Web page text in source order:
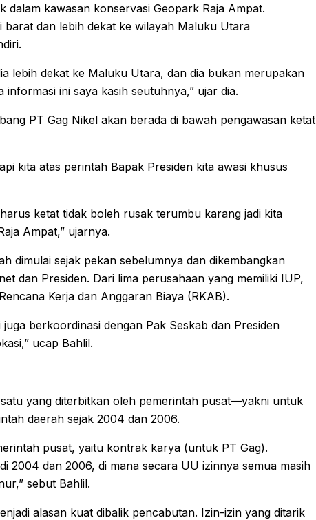
dalam kawasan konservasi Geopark Raja Ampat.
barat dan lebih dekat ke wilayah Maluku Utara
lebih dekat ke Maluku Utara, dan dia bukan merupakan
ini saya kasih seutuhnya,” ujar dia.
PT Gag Nikel akan berada di bawah pengawasan ketat
kita atas perintah Bapak Presiden kita awasi khusus
ketat tidak boleh rusak terumbu karang jadi kita
Ampat,” ujarnya.
dimulai sejak pekan sebelumnya dan dikembangkan
dan Presiden. Dari lima perusahaan yang memiliki IUP,
Kerja dan Anggaran Biaya (RKAB).
berkoordinasi dengan Pak Seskab dan Presiden
ucap Bahlil.
yang diterbitkan oleh pemerintah pusat—yakni untuk
daerah sejak 2004 dan 2006.
pusat, yaitu kontrak karya (untuk PT Gag).
2004 dan 2006, di mana secara UU izinnya semua masih
sebut Bahlil.
alasan kuat dibalik pencabutan. Izin-izin yang ditarik